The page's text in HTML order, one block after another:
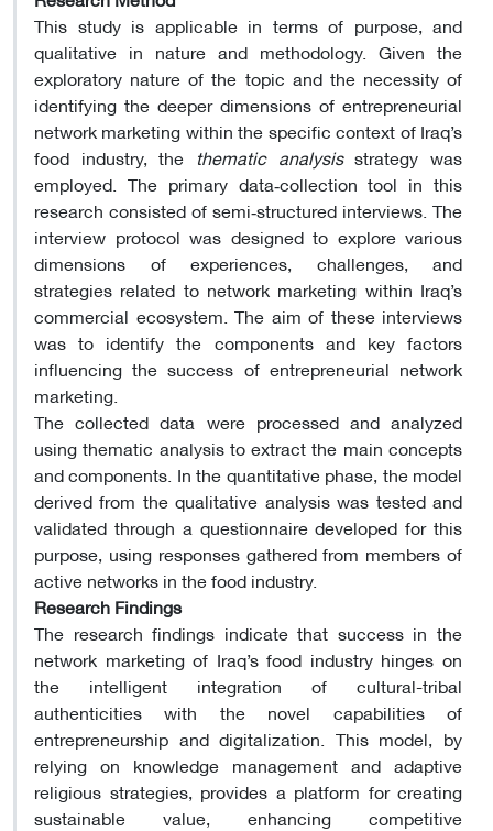
This study is applicable in terms of purpose, and
qualitative in nature and methodology. Given the
exploratory nature of the topic and the necessity of
identifying the deeper dimensions of entrepreneurial
network marketing within the specific context of Iraq’s
food industry, the thematic analysisstrategy was
employed. The primary data‑collection tool in this
research consisted of semi‑structured interviews. The
interview protocol was designed to explore various
dimensions of experiences, challenges, and
strategies related to network marketing within Iraq’s
commercial ecosystem. The aim of these interviews
was to identify the components and key factors
influencing the success of entrepreneurial network
marketing.
The collected data were processed and analyzed
using thematic analysis to extract the main concepts
and components. In the quantitative phase, the model
derived from the qualitative analysis was tested and
validated through a questionnaire developed for this
purpose, using responses gathered from members of
active networks in the food industry.
Research Findings
The research findings indicate that success in the
network marketing of Iraq’s food industry hinges on
the intelligent integration of cultural-tribal
authenticities with the novel capabilities of
entrepreneurship and digitalization. This model, by
relying on knowledge management and adaptive
religious strategies, provides a platform for creating
sustainable value, enhancing competitive